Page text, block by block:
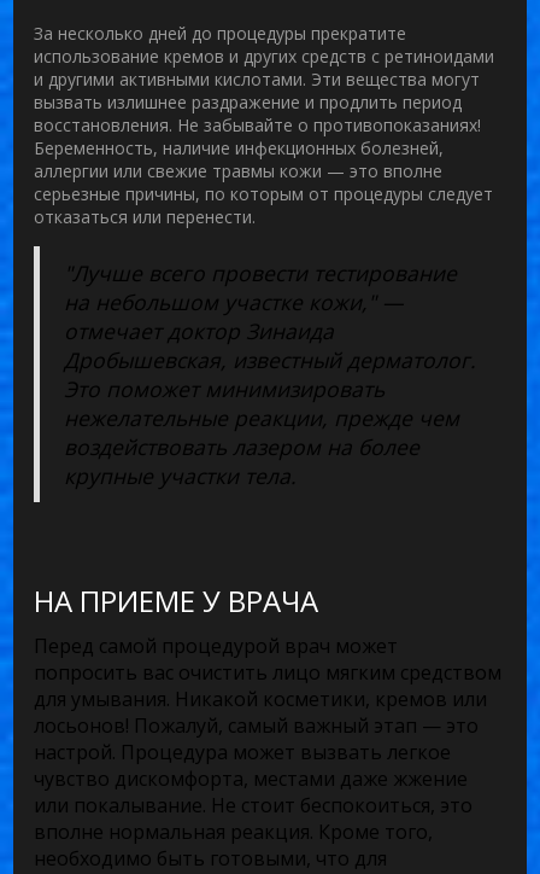
За несколько дней до процедуры прекратите
использование кремов и других средств с ретиноидами
и другими активными кислотами. Эти вещества могут
вызвать излишнее раздражение и продлить период
восстановления. Не забывайте о противопоказаниях!
Беременность, наличие инфекционных болезней,
аллергии или свежие травмы кожи — это вполне
серьезные причины, по которым от процедуры следует
отказаться или перенести.
"Лучше всего провести тестирование
на небольшом участке кожи," —
отмечает доктор Зинаида
Дробышевская, известный дерматолог.
Это поможет минимизировать
нежелательные реакции, прежде чем
воздействовать лазером на более
крупные участки тела.
НА ПРИЕМЕ У ВРАЧА
Перед самой процедурой врач может
попросить вас очистить лицо мягким средством
для умывания. Никакой косметики, кремов или
лосьонов! Пожалуй, самый важный этап — это
настрой. Процедура может вызвать легкое
чувство дискомфорта, местами даже жжение
или покалывание. Не стоит беспокоиться, это
вполне нормальная реакция. Кроме того,
необходимо быть готовыми, что для